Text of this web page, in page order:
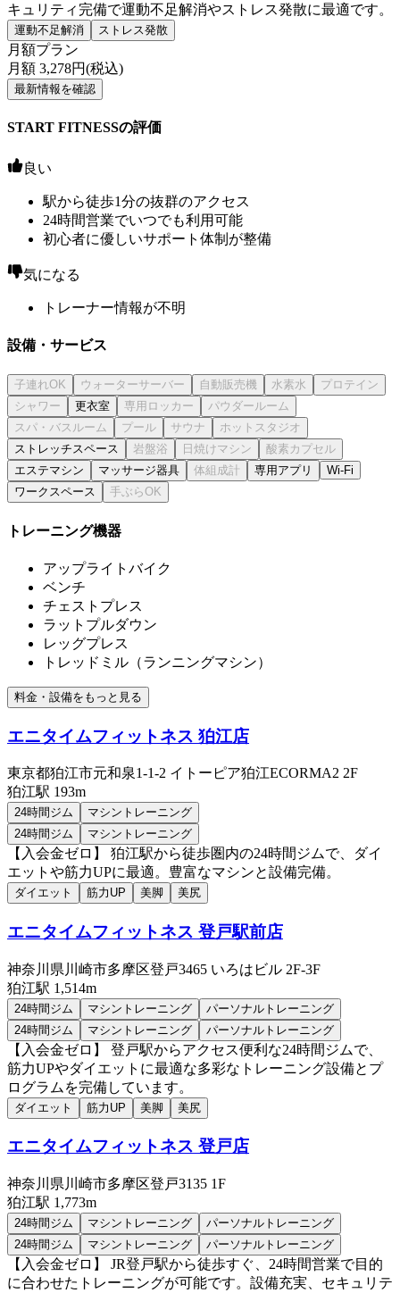
キュリティ完備で運動不足解消やストレス発散に最適です。
運動不足解消 ストレス発散
月額プラン
月額 3,278円(税込)
最新情報を確認
START FITNESSの評価
良い
駅から徒歩1分の抜群のアクセス
24時間営業でいつでも利用可能
初心者に優しいサポート体制が整備
気になる
トレーナー情報が不明
設備・サービス
更衣室
ストレッチスペース
エステマシン
マッサージ器具 専用アプリ
Wi-Fi
ワークスペース
トレーニング機器
アップライトバイク
ベンチ
チェストプレス
ラットプルダウン
レッグプレス
トレッドミル（ランニングマシン）
料金・設備をもっと見る
エニタイムフィットネス 狛江店
東京都狛江市元和泉1-1-2 イトーピア狛江ECORMA2 2F
狛江駅 193m
24時間ジム
マシントレーニング
24時間ジム
マシントレーニング
【入会金ゼロ】 狛江駅から徒歩圏内の24時間ジムで、ダイ
エットや筋力UPに最適。豊富なマシンと設備完備。
ダイエット 筋力UP 美脚 美尻
エニタイムフィットネス 登戸駅前店
神奈川県川崎市多摩区登戸3465 いろはビル 2F-3F
狛江駅 1,514m
24時間ジム マシントレーニング
パーソナルトレーニング
24時間ジム
マシントレーニング パーソナルトレーニング
【入会金ゼロ】 登戸駅からアクセス便利な24時間ジムで、
筋力UPやダイエットに最適な多彩なトレーニング設備とプ
ログラムを完備しています。
ダイエット 筋力UP 美脚 美尻
エニタイムフィットネス 登戸店
神奈川県川崎市多摩区登戸3135 1F
狛江駅 1,773m
24時間ジム マシントレーニング
パーソナルトレーニング
24時間ジム
マシントレーニング パーソナルトレーニング
【入会金ゼロ】 JR登戸駅から徒歩すぐ、24時間営業で目的
に合わせたトレーニングが可能です。設備充実、セキュリテ